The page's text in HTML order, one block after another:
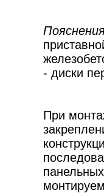
- диски
При